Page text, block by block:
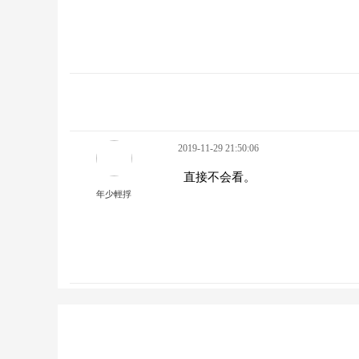
年少輕捊
2019-11-29 21:50:06
直接不会看。